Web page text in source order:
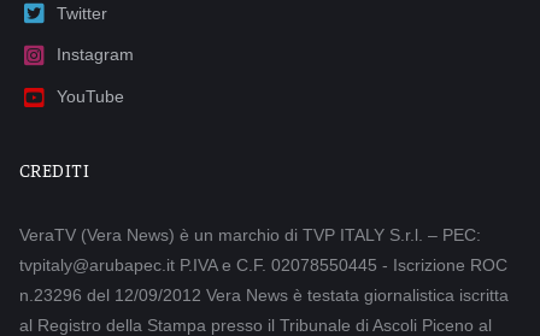
Twitter
Instagram
YouTube
CREDITI
VeraTV (Vera News) è un marchio di TVP ITALY S.r.l. – PEC:
tvpitaly@arubapec.it P.IVA e C.F. 02078550445 - Iscrizione ROC
n.23296 del 12/09/2012 Vera News è testata giornalistica iscritta
al Registro della Stampa presso il Tribunale di Ascoli Piceno al